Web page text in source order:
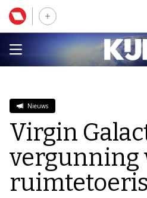
Nieuws
Virgin
vergunning